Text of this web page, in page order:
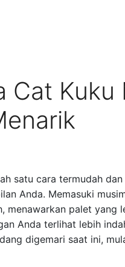
Cat
satu cara termudah
Anda. Memasuki
menawarkan palet yang
Anda terlihat lebih
digemari saat ini,